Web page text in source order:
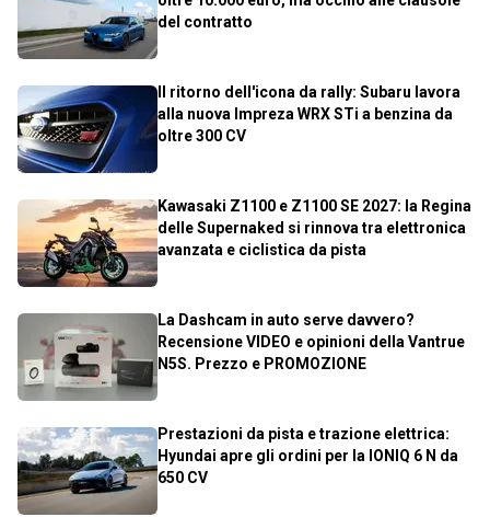
del contratto
Il ritorno dell'icona da rally: Subaru lavora
alla nuova Impreza WRX STi a benzina da
oltre 300 CV
Kawasaki Z1100 e Z1100 SE 2027: la Regina
delle Supernaked si rinnova tra elettronica
avanzata e ciclistica da pista
La Dashcam in auto serve davvero?
Recensione VIDEO e opinioni della Vantrue
N5S. Prezzo e PROMOZIONE
Prestazioni da pista e trazione elettrica:
Hyundai apre gli ordini per la IONIQ 6 N da
650 CV